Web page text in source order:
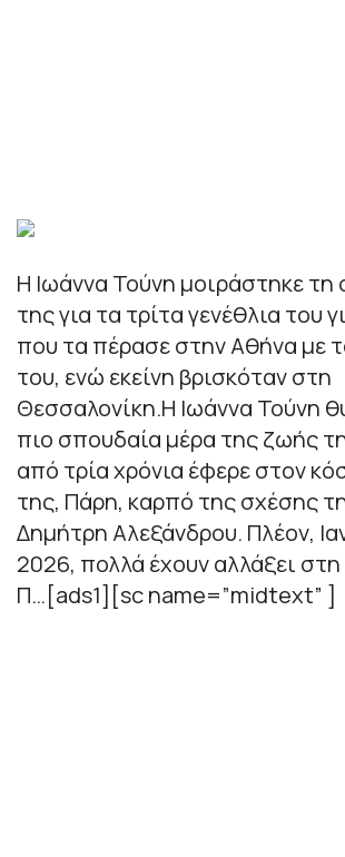
Η Ιωάννα Τούνη μοιράστηκε τη
της για τα τρίτα γενέθλια του
που τα πέρασε στην Αθήνα με
του, ενώ εκείνη βρισκόταν στη
Θεσσαλονίκη.Η Ιωάννα Τούνη
πιο σπουδαία μέρα της ζωής
από τρία χρόνια έφερε στον
της, Πάρη, καρπό της σχέσης
Δημήτρη Αλεξάνδρου. Πλέον,
2026, πολλά έχουν αλλάξει
Π…[ads1][sc name=”midtext” ]